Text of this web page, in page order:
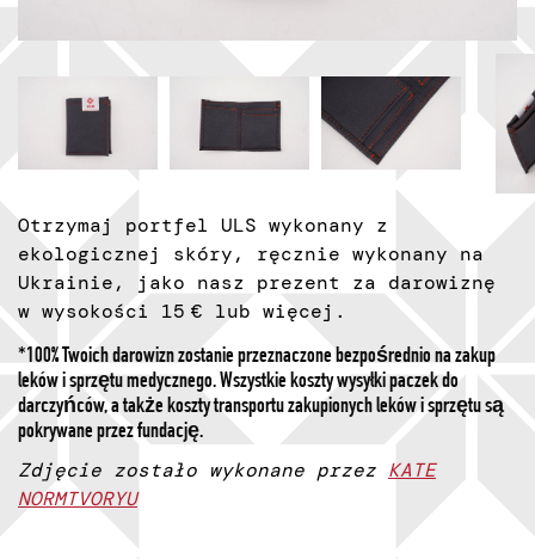
Otrzymaj portfel ULS wykonany z
ekologicznej skóry, ręcznie wykonany na
Ukrainie, jako nasz prezent za darowiznę
w wysokości 15 € lub więcej.
*100% Twoich darowizn zostanie przeznaczone bezpośrednio na zakup
leków i sprzętu medycznego. Wszystkie koszty wysyłki paczek do
darczyńców, a także koszty transportu zakupionych leków i sprzętu są
pokrywane przez fundację.
Zdjęcie zostało wykonane przez KATE
NORMTVORYU